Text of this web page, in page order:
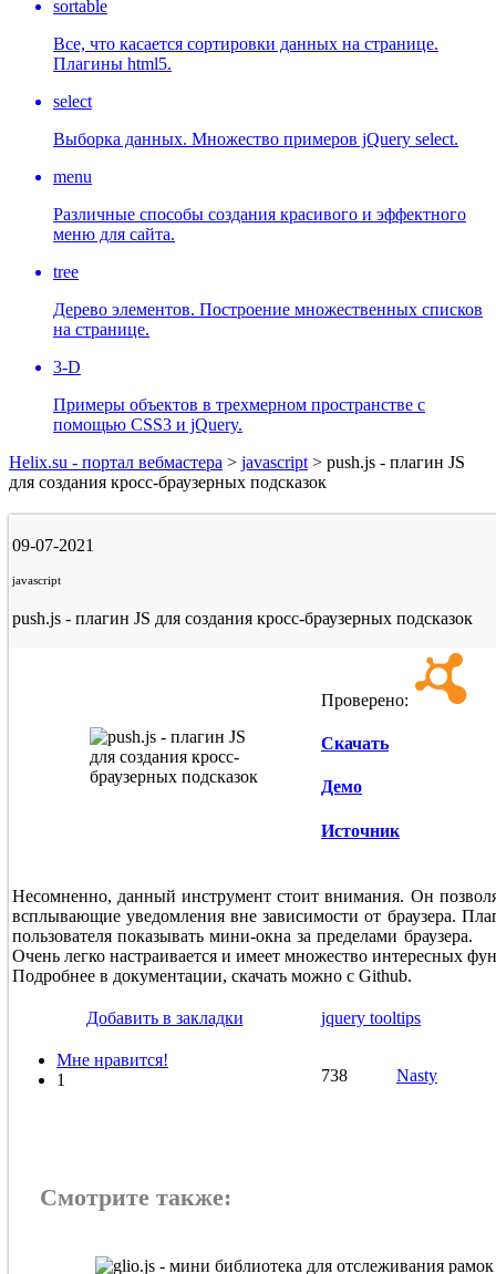
sortable
Все, что касается сортировки данных на странице.
Плагины html5.
select
Выборка данных. Множество примеров jQuery select.
menu
Различные способы создания красивого и эффектного
меню для сайта.
tree
Дерево элементов. Построение множественных списков
на странице.
3-D
Примеры объектов в трехмерном пространстве с
помощью CSS3 и jQuery.
Helix.su - портал вебмастера > javascript > push.js - плагин JS
для создания кросс-браузерных подсказок
09-07-2021
javascript
push.js - плагин JS для создания кросс-браузерных подсказок
Проверено:
Скачать
Демо
Источник
Несомненно, данный инструмент стоит внимания. Он
всплывающие уведомления вне зависимости от браузера.
пользователя показывать мини-окна за пределами браузера.
Очень легко настраивается и имеет множество интересных
Подробнее в документации, скачать можно с Github.
Добавить в закладки jquery tooltips
Мне нравится!
1
738 Nasty
Смотрите также: